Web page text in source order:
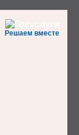
Решаем вместе